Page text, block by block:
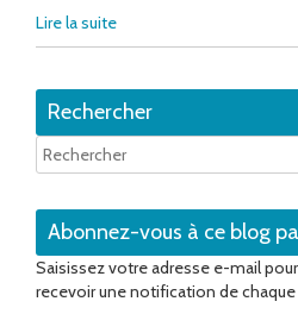
Lire la suite
Rechercher
Abonnez-vous à ce blog
Saisissez votre adresse e-mail
recevoir une notification de